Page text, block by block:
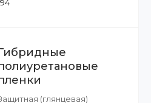
(глянцевая)